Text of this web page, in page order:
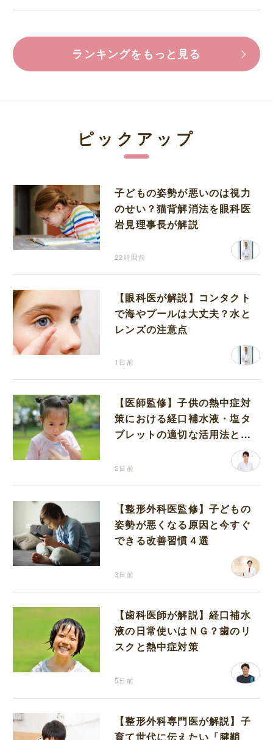
ランキングをもっと見る
ピックアップ
子どもの姿勢が悪いのは視力
のせい？猫背解消法を眼科医
岩見理事長が解説
22時間前
【眼科医が解説】コンタクト
で海やプールは大丈夫？水と
レンズの注意点
1日前
【医師監修】子供の熱中症対
策における経口補水液・塩タ
ブレットの適切な活用法と水
2日前
【整形外科医監修】子どもの
姿勢が悪くなる原因と今すぐ
できる改善習慣４選
3日前
【歯科医師が解説】経口補水
液の日常使いはＮＧ？歯のリ
スクと熱中症対策
5日前
【整形外科専門医が解説】子
育て世代に伝えたい「腱鞘